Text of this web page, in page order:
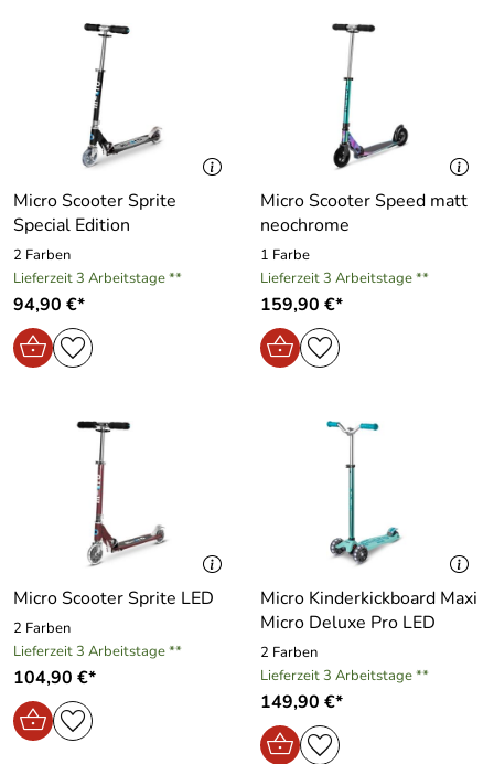
Micro Scooter Sprite
Special Edition
2 Farben
Lieferzeit 3 Arbeitstage **
94,90 €*
Micro Scooter Speed matt
neochrome
1 Farbe
Lieferzeit 3 Arbeitstage **
159,90 €*
Micro Scooter Sprite LED
2 Farben
Lieferzeit 3 Arbeitstage **
104,90 €*
Micro Kinderkickboard Maxi
Micro Deluxe Pro LED
2 Farben
Lieferzeit 3 Arbeitstage **
149,90 €*